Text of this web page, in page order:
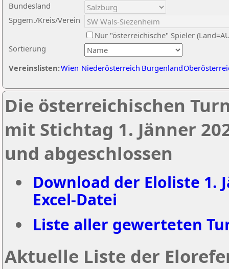
Sortierung
Bundesland
Spgem./Kreis/Verein
Nur "österreichische" Spieler
Vereinslisten:Wien Niederösterreich Burgenland
Die österreichischen
mit Stichtag 1. Jänner
und abgeschlossen
Download der Eloliste 1.
Excel-Datei
Liste aller gewerteten
Aktuelle Liste der